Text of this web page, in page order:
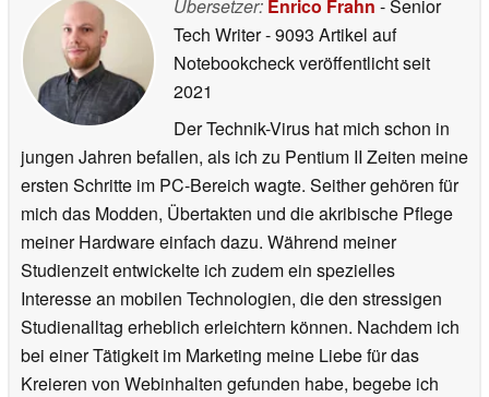
Übersetzer: Enrico Frahn - Senior
Tech Writer- 9093 Artikel auf
Notebookcheck veröffentlichtseit
2021
Der Technik-Virus hat mich schon in
jungen Jahren befallen, als ich zu Pentium II Zeiten meine
ersten Schritte im PC-Bereich wagte. Seither gehören für
mich das Modden, Übertakten und die akribische Pflege
meiner Hardware einfach dazu. Während meiner
Studienzeit entwickelte ich zudem ein spezielles
Interesse an mobilen Technologien, die den stressigen
Studienalltag erheblich erleichtern können. Nachdem ich
bei einer Tätigkeit im Marketing meine Liebe für das
Kreieren von Webinhalten gefunden habe, begebe ich